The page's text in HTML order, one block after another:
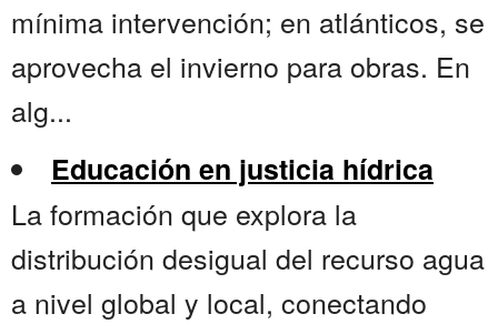
mínima intervención; en atlánticos, se
aprovecha el invierno para obras. En
alg...
Educación en justicia hídrica
La formación que explora la
distribución desigual del recurso agua
a nivel global y local, conectando